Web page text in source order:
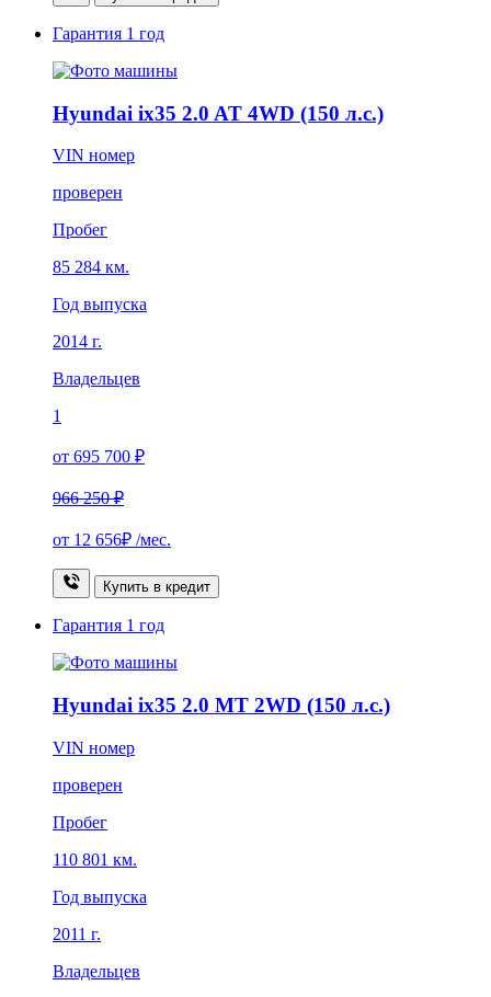
Гарантия 1 год
Hyundai ix35 2.0 AT 4WD (150 л.с.)
VIN номер
проверен
Пробег
85 284 км.
Год выпуска
2014 г.
Владельцев
1
от 695 700 ₽
966 250 ₽
от 12 656₽ /мес.
Купить в кредит
Гарантия 1 год
Hyundai ix35 2.0 MT 2WD (150 л.с.)
VIN номер
проверен
Пробег
110 801 км.
Год выпуска
2011 г.
Владельцев